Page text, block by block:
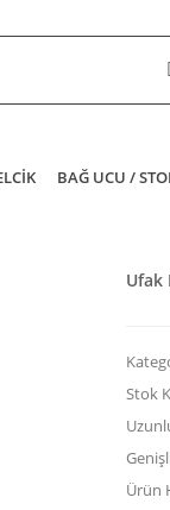
BAĞ UCU /
Ufak
Stok
Ürün